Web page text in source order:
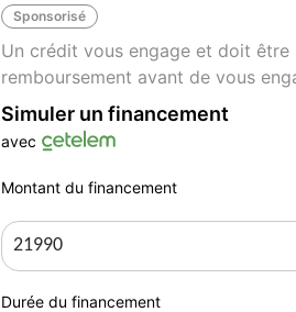
Sponsorisé
Un crédit vous engage et doit
remboursement avant de vous
Simuler un financement
avec
Montant du financement
Durée du financement